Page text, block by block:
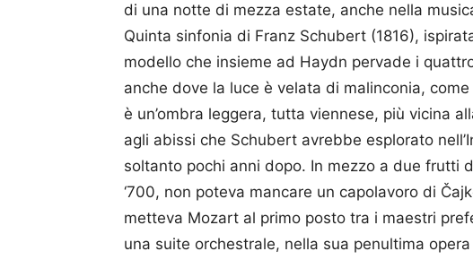
di una notte di mezza estate, anche nella
Quinta sinfonia di Franz Schubert (1816),
modello che insieme ad Haydn pervade i
anche dove la luce è velata di malinconia,
è un’ombra leggera, tutta viennese, più vicina
agli abissi che Schubert avrebbe esplorato
soltanto pochi anni dopo. In mezzo a due frutti
‘700, non poteva mancare un capolavoro di
metteva Mozart al primo posto tra i maestri
una suite orchestrale, nella sua penultima